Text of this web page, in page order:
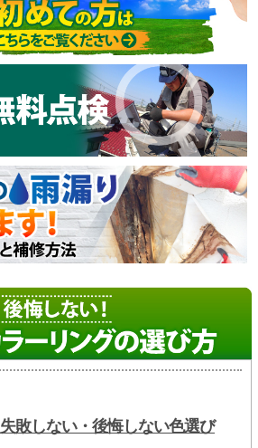
失敗しない・後悔しない色選び